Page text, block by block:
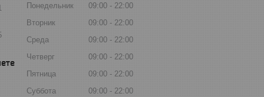
Понедельник 09:00
22:00
Вторник
09:00
22:00
Среда
09:00
22:00
Четверг
09:00
22:00
Пятница
09:00
22:00
Суббота
09:00 22:00